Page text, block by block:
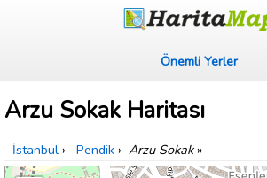
Önemli Yerler
Arzu Sokak Haritası
İstanbul › Pendik › Arzu Sokak»